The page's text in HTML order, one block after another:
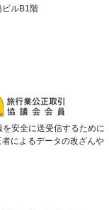
ルB1階
安全に送受信するために
によるデータの改ざんや